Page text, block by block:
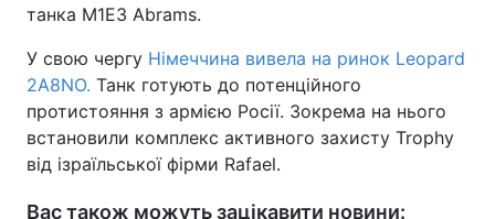
танка M1E3 Abrams.
У свою чергу Німеччина вивела на ринок Leopard
2A8NO. Танк готують до потенційного
протистояння з армією Росії. Зокрема на нього
встановили комплекс активного захисту Trophy
від ізраїльської фірми Rafael.
Вас також можуть зацікавити новини: